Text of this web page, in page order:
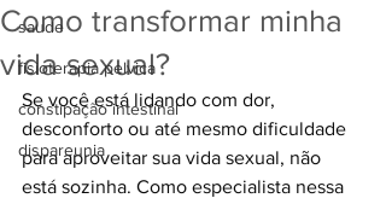
saude
fisioterapia pelvica
constipação intestinal
dispareunia
Como transformar minha
vida sexual?
Se você está lidando com dor,
desconforto ou até mesmo dificuldade
para aproveitar sua vida sexual, não
está sozinha. Como especialista nessa